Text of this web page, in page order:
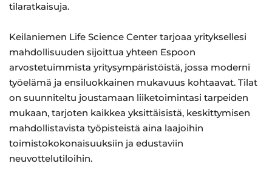
tilaratkaisuja.
Keilaniemen Life Science Center tarjoaa yrityksellesi
mahdollisuuden sijoittua yhteen Espoon
arvostetuimmista yritysympäristöistä, jossa moderni
työelämä ja ensiluokkainen mukavuus kohtaavat. Tilat
on suunniteltu joustamaan liiketoimintasi tarpeiden
mukaan, tarjoten kaikkea yksittäisistä, keskittymisen
mahdollistavista työpisteistä aina laajoihin
toimistokokonaisuuksiin ja edustaviin
neuvottelutiloihin.